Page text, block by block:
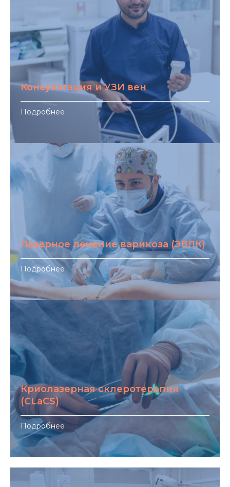
Консультация и УЗИ вен
Подробнее
Лазерное лечение варикоза (ЭВЛК)
Подробнее
Криолазерная склеротерапия
(CLaCS)
Подробнее